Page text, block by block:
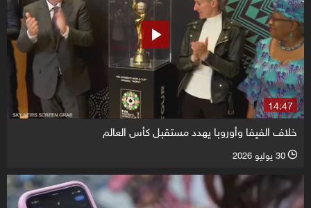
14:47
خلاف الفيفا وأوروبا يهدد مستقبل كأس العالم
l 30 يوليو 2026